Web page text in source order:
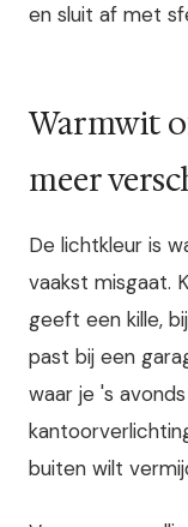
en sluit af met
Warmwit
meer
De lichtkleur is
vaakst misgaat.
geeft een kille,
past bij een
waar je 's
buiten wilt